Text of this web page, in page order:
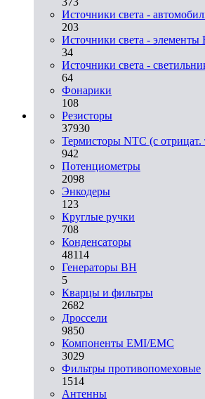
Источники света -
203
Источники света - элементы
34
Источники света -
64
Фонарики
108
Резисторы
37930
Термисторы NTC (с
942
Потенциометры
2098
Энкодеры
123
Круглые ручки
708
Конденсаторы
48114
Генераторы ВН
5
Кварцы и фильтры
2682
Дроссели
9850
Компоненты EMI/EMC
3029
Фильтры противопомеховые
1514
Антенны